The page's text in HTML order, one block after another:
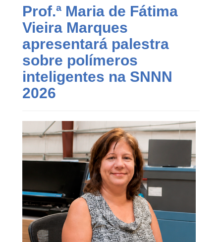
Prof.ª Maria de Fátima
Vieira Marques
apresentará palestra
sobre polímeros
inteligentes na SNNN
2026